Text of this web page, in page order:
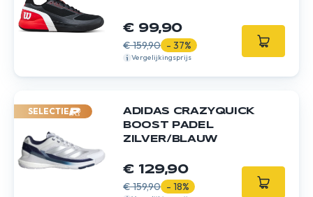
€ 99,90
€ 159,90 - 37%
Vergelijkingsprijs
SELECTIE
ADIDAS CRAZYQUICK
BOOST PADEL
ZILVER/BLAUW
€ 129,90
€ 159,90 - 18%